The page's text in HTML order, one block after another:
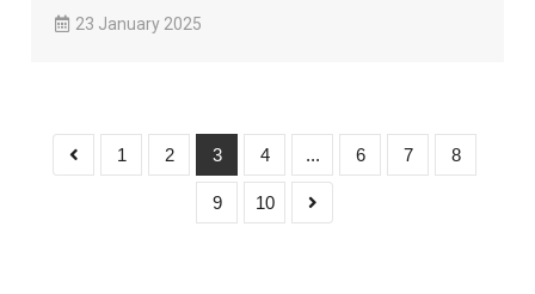
23 January 2025
1 2 3 4 ... 6 7 8
9 10